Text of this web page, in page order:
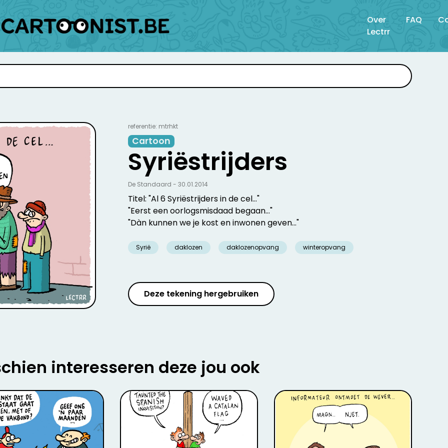
Over
Lectrr
FAQ
referentie: mtrhkt
Cartoon
Syriëstrijders
Titel: "Al 6 Syriëstrijders in de cel..."
"Eerst een oorlogsmisdaad begaan..."
"Dàn kunnen we je kost en inwonen geven..."
Syrië daklozen daklozenopvang winteropvang
De Standaard - 30.01.2014
Deze tekening hergebruiken
interesseren deze jou ook